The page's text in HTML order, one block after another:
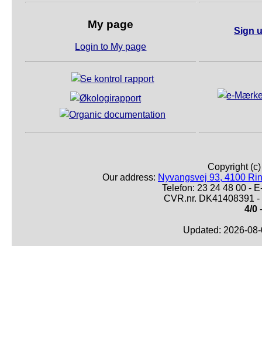
My page
Login to My page
Sign
Copyright
Our address: Nyvangsvej 93, 4100
Telefon: 23 24 48 00 -
CVR.nr. DK41408391
4/0
Updated: 2026-